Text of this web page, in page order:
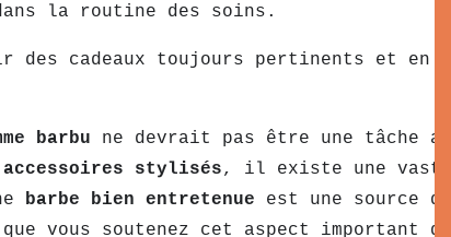
la routine des soins.
cadeaux toujours pertinents et en
barbu ne devrait pas être une tâche
accessoires stylisés, il existe une vaste
barbe bien entretenue est une source
vous soutenez cet aspect important